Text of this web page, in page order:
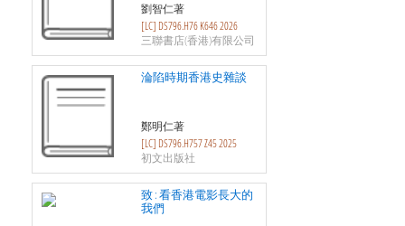
劉智仁著
[LC] DS796.H76 K646 2026
三聯書店(香港)有限公司
淪陷時期香港史雜談
鄭明仁著
[LC] DS796.H757 Z45 2025
初文出版社
致 : 看香港電影長大的
我們